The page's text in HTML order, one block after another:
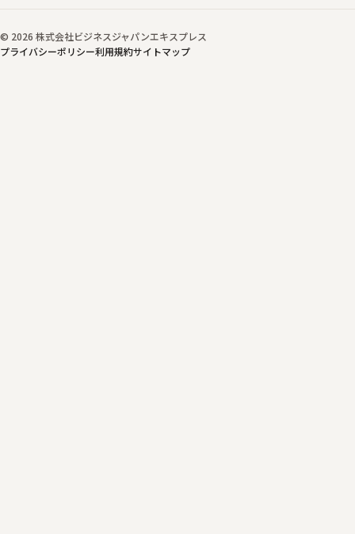
© 2026 株式会社ビジネスジャパンエキスプレス
プライバシーポリシー利用規約サイトマップ